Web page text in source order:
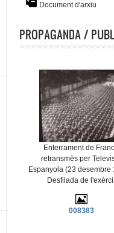
Document d'arxiu
PROPAGANDA /
Enterrament de
retransmès per
Espanyola (23 desembre
Desfilada de
008383